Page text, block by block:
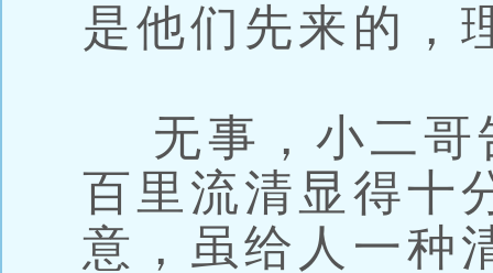
是他们先来的，
无事，小二哥
百里流清显得十
意，虽给人一种